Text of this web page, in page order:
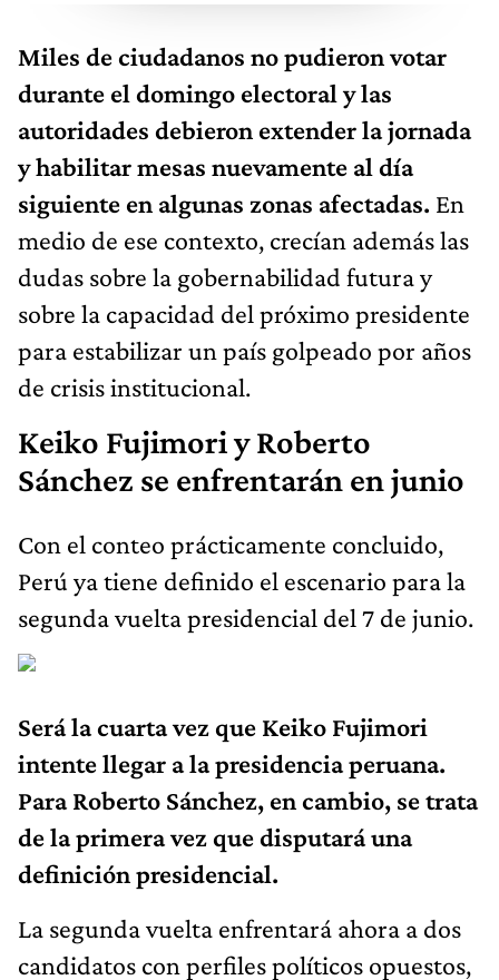
Miles de ciudadanos no pudieron votar
durante el domingo electoral y las
autoridades debieron extender la jornada
y habilitar mesas nuevamente al día
siguiente en algunas zonas afectadas. En
medio de ese contexto, crecían además las
dudas sobre la gobernabilidad futura y
sobre la capacidad del próximo presidente
para estabilizar un país golpeado por años
de crisis institucional.
Keiko Fujimori y Roberto
Sánchez se enfrentarán en junio
Con el conteo prácticamente concluido,
Perú ya tiene definido el escenario para la
segunda vuelta presidencial del 7 de junio.
Será la cuarta vez que Keiko Fujimori
intente llegar a la presidencia peruana.
Para Roberto Sánchez, en cambio, se trata
de la primera vez que disputará una
definición presidencial.
La segunda vuelta enfrentará ahora a dos
candidatos con perfiles políticos opuestos,